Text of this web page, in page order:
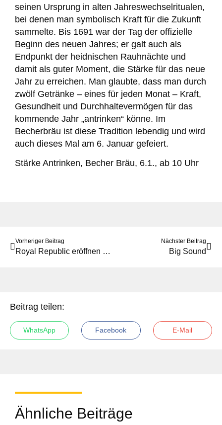
seinen Ursprung in alten Jahreswechselritualen,
bei denen man symbolisch Kraft für die Zukunft
sammelte. Bis 1691 war der Tag der offizielle
Beginn des neuen Jahres; er galt auch als
Endpunkt der heidnischen Rauhnächte und
damit als guter Moment, die Stärke für das neue
Jahr zu erreichen. Man glaubte, dass man durch
zwölf Getränke – eines für jeden Monat – Kraft,
Gesundheit und Durchhaltevermögen für das
kommende Jahr „antrinken“ könne. Im
Becherbräu ist diese Tradition lebendig und wird
auch dieses Mal am 6. Januar gefeiert.
Stärke Antrinken, Becher Bräu, 6.1., ab 10 Uhr
Vorheriger Beitrag
Royal Republic eröffnen das Plassenburg Open-Air
Nächster Beitrag
Big Sound
Beitrag teilen:
WhatsApp Facebook E-Mail
Ähnliche Beiträge